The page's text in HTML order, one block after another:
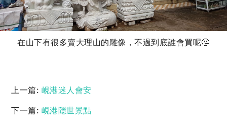
在山下有很多賣大理山的雕像，不過到底誰會買呢🤔
上一篇: 峴港迷人會安
下一篇: 峴港隱世景點